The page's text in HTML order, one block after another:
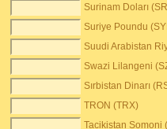
Surinam Doları
Suriye Poundu
Suudi Arabistan
Swazi Lilangeni
Sırbistan Dinarı
TRON (TRX)
Tacikistan Somoni